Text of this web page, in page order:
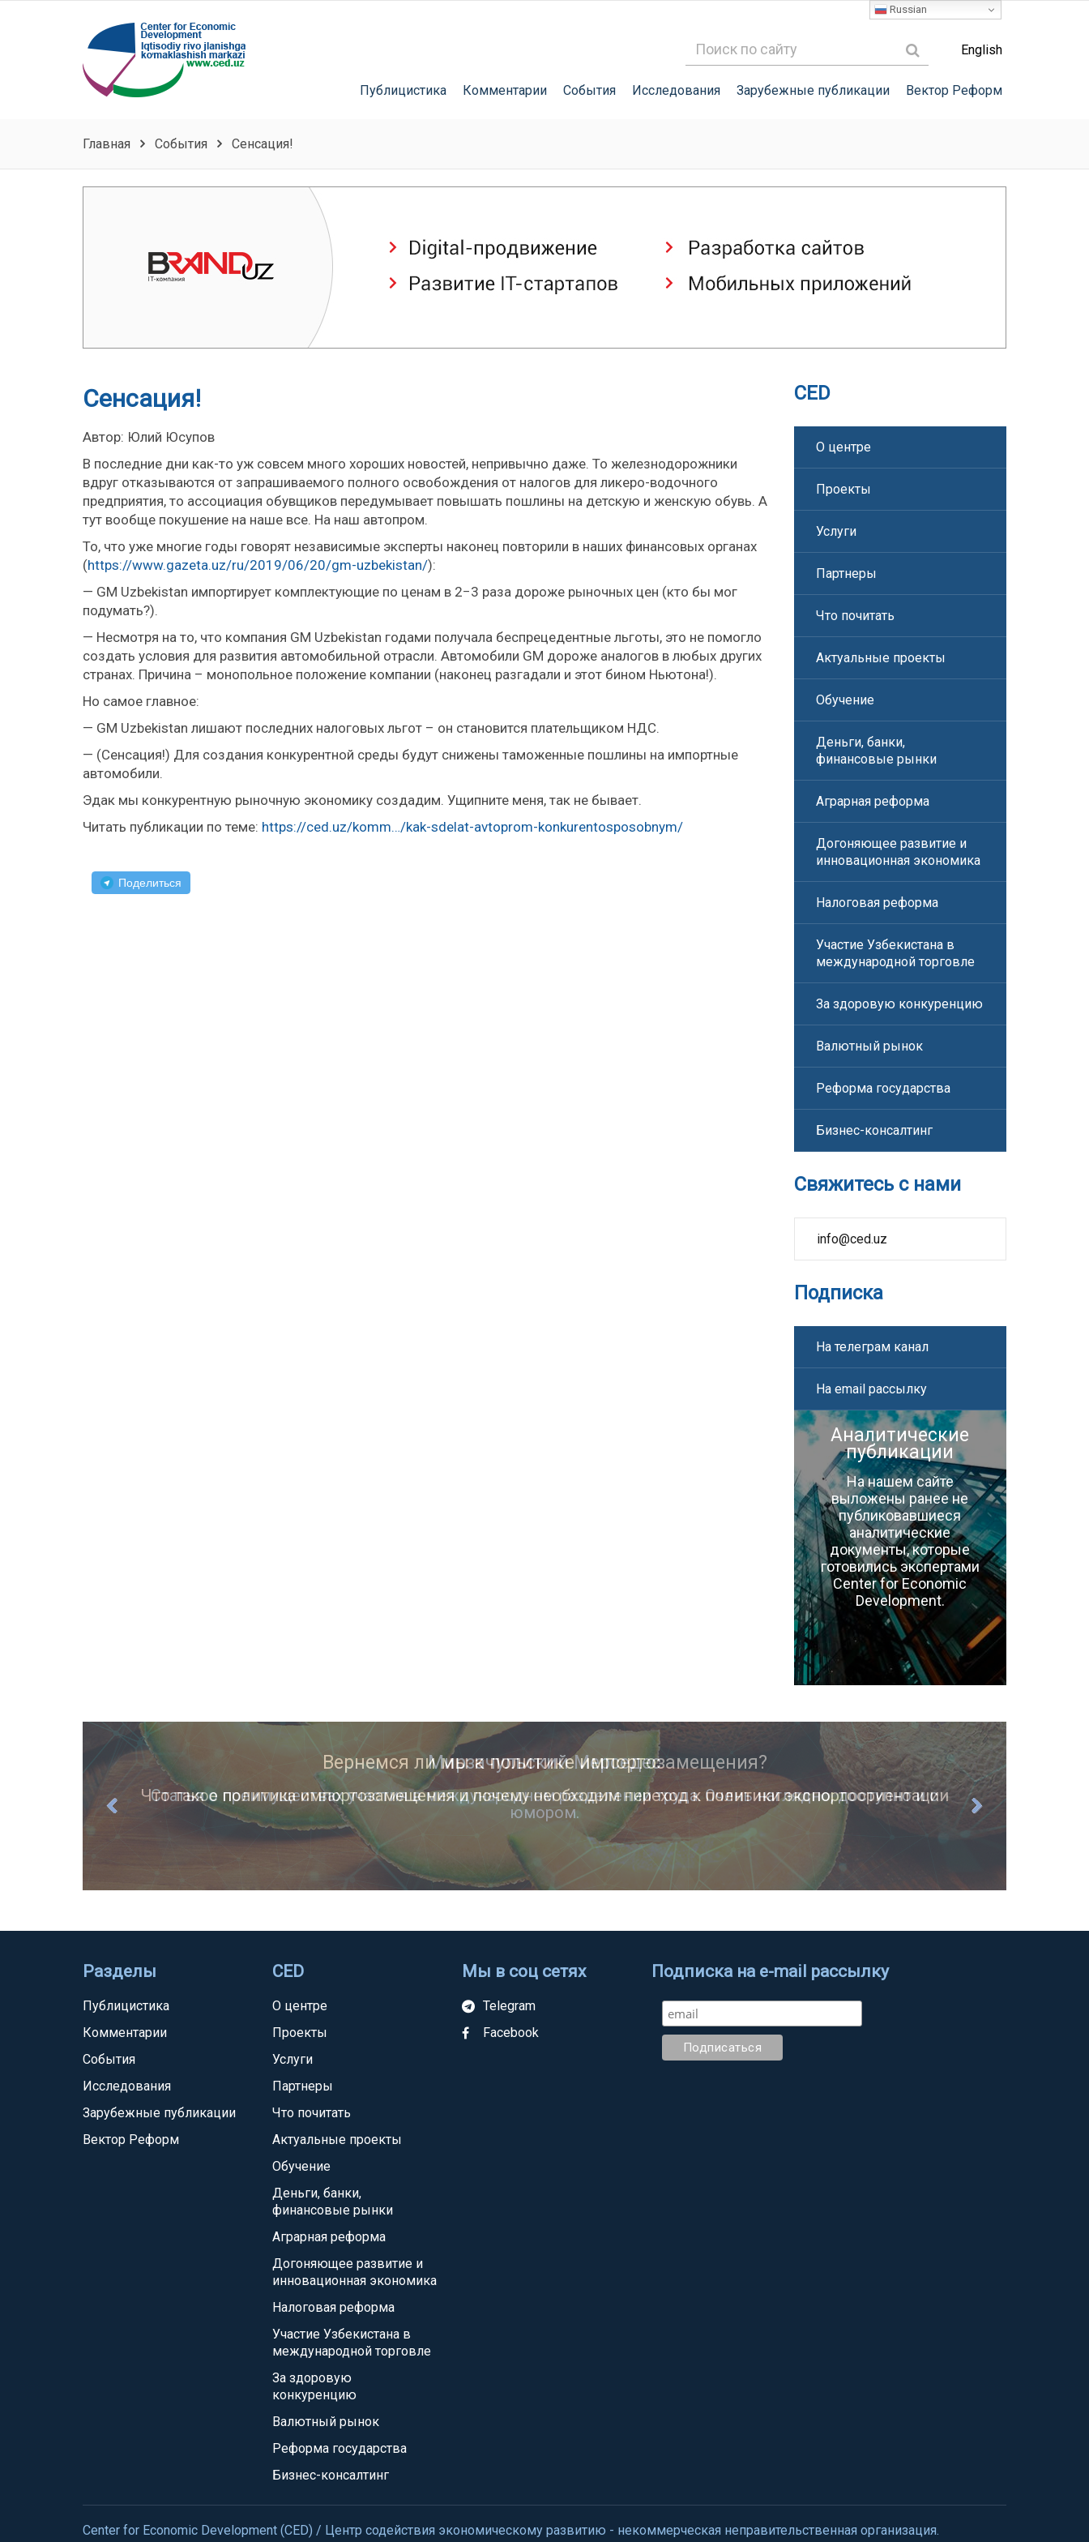
English
Публицистика Комментарии События Исследования Зарубежные публикации Вектор Реформ
Главная События Сенсация!
Сенсация!
Автор: Юлий Юсупов
В последние дни как-то уж совсем много хороших новостей, непривычно даже. То железнодорожники
вдруг отказываются от запрашиваемого полного освобождения от налогов для ликеро-водочного
предприятия, то ассоциация обувщиков передумывает повышать пошлины на детскую и женскую обувь. А
тут вообще покушение на наше все. На наш автопром.
То, что уже многие годы говорят независимые эксперты наконец повторили в наших финансовых органах
(https://www.gazeta.uz/ru/2019/06/20/gm-uzbekistan/):
— GM Uzbekistan импортирует комплектующие по ценам в 2−3 раза дороже рыночных цен (кто бы мог
подумать?).
— Несмотря на то, что компания GM Uzbekistan годами получала беспрецедентные льготы, это не помогло
создать условия для развития автомобильной отрасли. Автомобили GM дороже аналогов в любых других
странах. Причина – монопольное положение компании (наконец разгадали и этот бином Ньютона!).
Но самое главное:
— GM Uzbekistan лишают последних налоговых льгот – он становится плательщиком НДС.
— (Сенсация!) Для создания конкурентной среды будут снижены таможенные пошлины на импортные
автомобили.
Эдак мы конкурентную рыночную экономику создадим. Ущипните меня, так не бывает.
Читать публикации по теме: https://ced.uz/komm…/kak-sdelat-avtoprom-konkurentosposobnym/
Поделиться
CED
О центре
Проекты
Услуги
Партнеры
Что почитать
Актуальные проекты
Обучение
Деньги, банки,
финансовые рынки
Аграрная реформа
Догоняющее развитие и
инновационная экономика
Налоговая реформа
Участие Узбекистана в
международной торговле
За здоровую конкуренцию
Валютный рынок
Реформа государства
Бизнес-консалтинг
Свяжитесь с нами
info@ced.uz
Подписка
На телеграм канал
На email рассылку
Аналитические
публикации
На нашем сайте
выложены ранее не
публиковавшиеся
аналитические
документы, которые
готовились экспертами
Center for Economic
Development.
Мирзачульский Мерседес
Статья о преимуществах участия в международном разделении труда. Очень наглядно, доступно и с
юмором.
Разделы
Публицистика
Комментарии
События
Исследования
Зарубежные публикации
Вектор Реформ
CED
О центре
Проекты
Услуги
Партнеры
Что почитать
Актуальные проекты
Обучение
Деньги, банки,
финансовые рынки
Аграрная реформа
Догоняющее развитие и
инновационная экономика
Налоговая реформа
Участие Узбекистана в
международной торговле
За здоровую
конкуренцию
Валютный рынок
Реформа государства
Бизнес-консалтинг
Мы в соц сетях
Telegram
Facebook
Подписка на e-mail рассылку
Center for Economic Development (CED) / Центр содействия экономическому развитию - некоммерческая неправительственная организация.
Russian